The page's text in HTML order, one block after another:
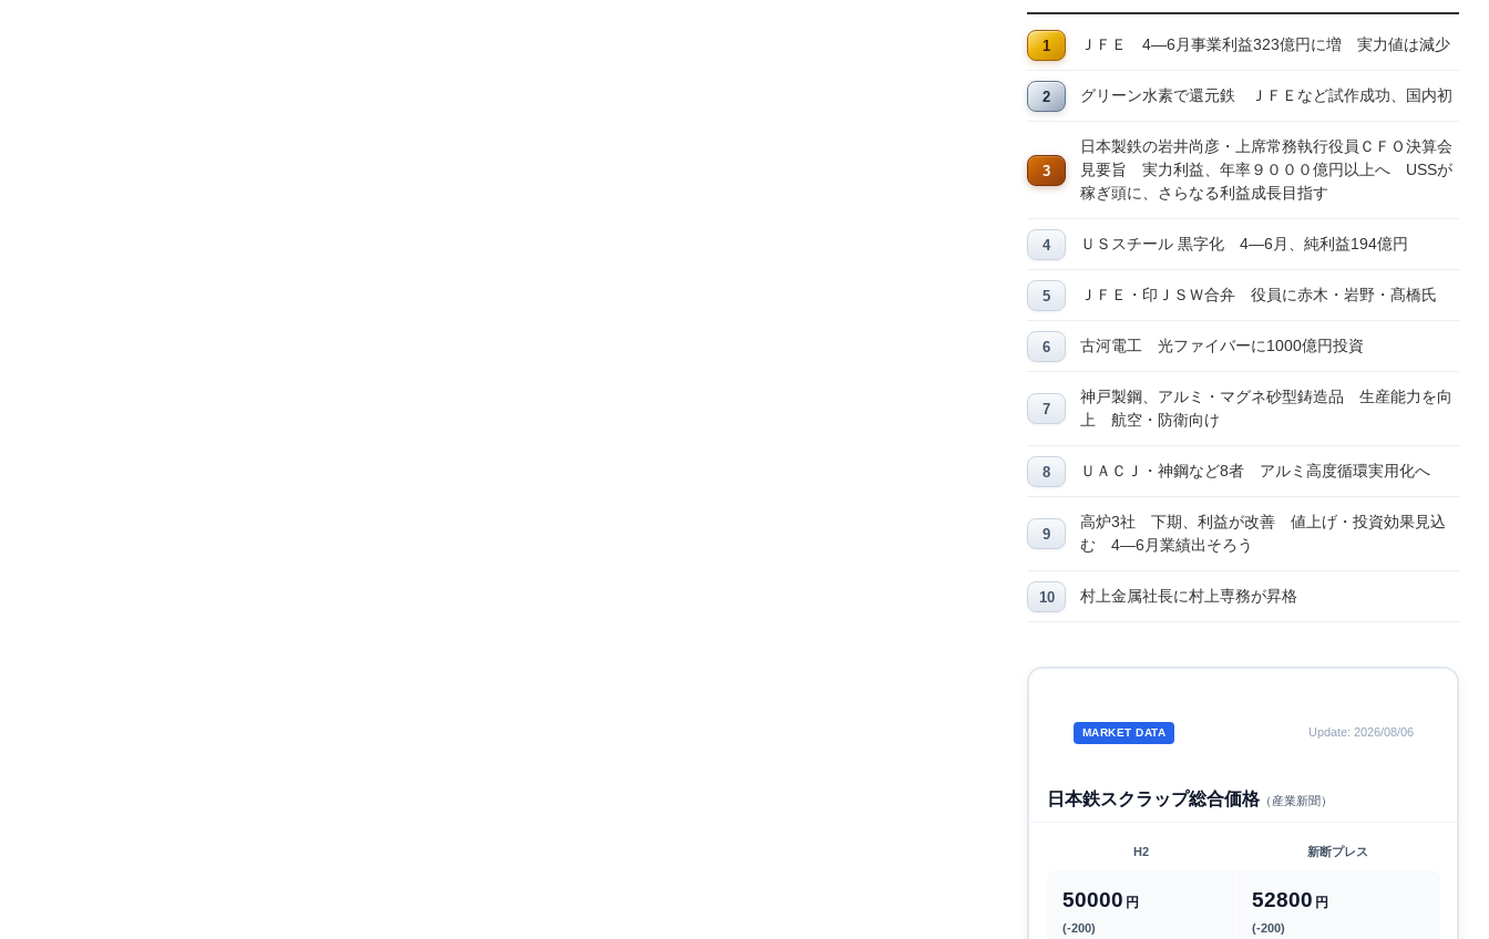
ＪＦＥ 4―6月事業利益323億円に増 実力値は減少
グリーン水素で還元鉄 ＪＦＥなど試作成功、国内初
日本製鉄の岩井尚彦・上席常務執行役員ＣＦＯ決算会
見要旨 実力利益、年率９０００億円以上へ USSが
稼ぎ頭に、さらなる利益成長目指す
ＵＳスチール 黒字化 4―6月、純利益194億円
ＪＦＥ・印ＪＳＷ合弁 役員に赤木・岩野・髙橋氏
古河電工 光ファイバーに1000億円投資
神戸製鋼、アルミ・マグネ砂型鋳造品 生産能力を向
上 航空・防衛向け
ＵＡＣＪ・神鋼など8者 アルミ高度循環実用化へ
高炉3社 下期、利益が改善 値上げ・投資効果見込
む 4―6月業績出そろう
村上金属社長に村上専務が昇格
MARKET DATA Update: 2026/08/06
日本鉄スクラップ総合価格（産業新聞）
H2 新断プレス
50000 円
(-200)
52800 円
(-200)